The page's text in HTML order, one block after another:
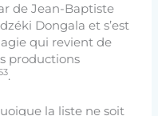
de Jean-Baptiste
Dongala et s’est
qui revient de
productions
.
la liste ne soit